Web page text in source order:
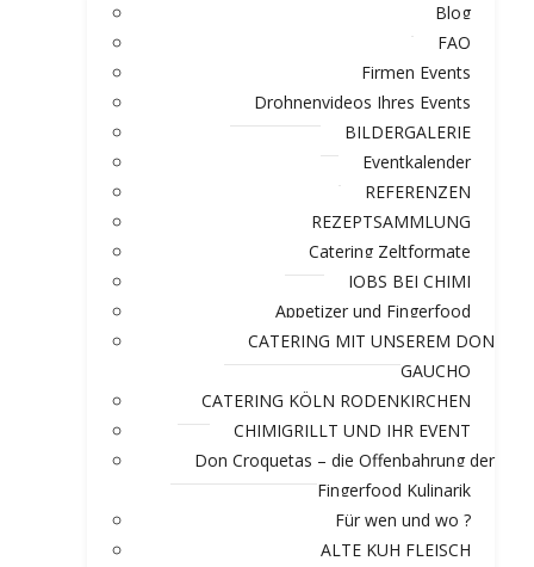
Blog
FAQ
Firmen Events
Drohnenvideos Ihres Events
BILDERGALERIE
Eventkalender
REFERENZEN
REZEPTSAMMLUNG
Catering Zeltformate
JOBS BEI CHIMI
Appetizer und Fingerfood
CATERING MIT UNSEREM DON
GAUCHO
CATERING KÖLN RODENKIRCHEN
CHIMIGRILLT UND IHR EVENT
Don Croquetas – die Offenbahrung der
Fingerfood Kulinarik
Für wen und wo ?
ALTE KUH FLEISCH